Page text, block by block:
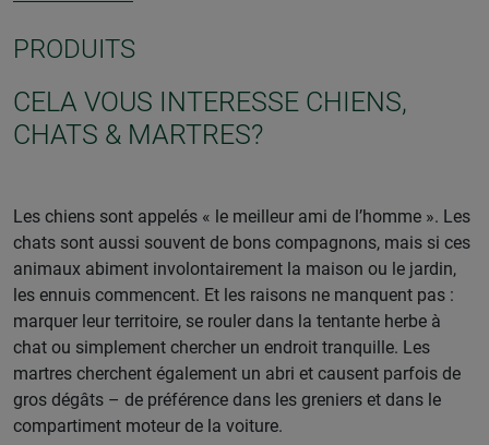
PRODUITS
CELA VOUS INTERESSE CHIENS,
CHATS & MARTRES?
Les chiens sont appelés « le meilleur ami de l’homme ». Les
chats sont aussi souvent de bons compagnons, mais si ces
animaux abiment involontairement la maison ou le jardin,
les ennuis commencent. Et les raisons ne manquent pas :
marquer leur territoire, se rouler dans la tentante herbe à
chat ou simplement chercher un endroit tranquille. Les
martres cherchent également un abri et causent parfois de
gros dégâts – de préférence dans les greniers et dans le
compartiment moteur de la voiture.